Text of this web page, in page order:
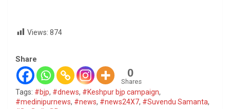
Views: 874
Share
0
Shares
Tags: #bjp, #dnews, #Keshpur bjp campaign,
#medinipurnews, #news, #news24X7, #Suvendu Samanta,